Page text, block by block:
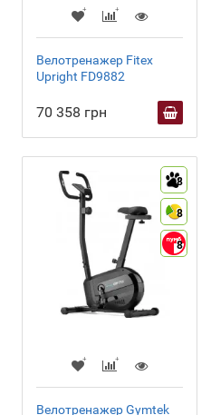
Велотренажер Fitex
Upright FD9882
70 358 грн
8
8
8
Велотренажер Gymtek